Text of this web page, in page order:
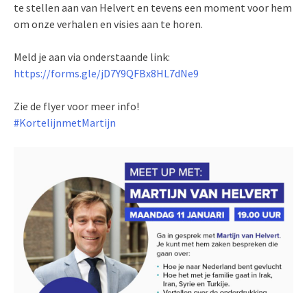
te stellen aan van Helvert en tevens een moment voor hem
om onze verhalen en visies aan te horen.
Meld je aan via onderstaande link:
https://forms.gle/jD7Y9QFBx8HL7dNe9
Zie de flyer voor meer info!
#KortelijnmetMartijn